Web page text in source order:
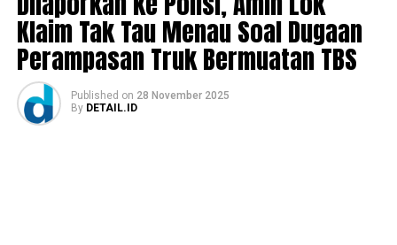
Klaim Tak Tau Menau Soal Dugaan
Perampasan Truk Bermuatan TBS
Published on 28 November 2025
By DETAIL.ID